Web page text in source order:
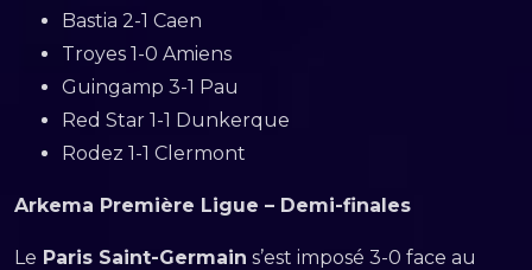
Bastia 2-1 Caen
Troyes 1-0 Amiens
Guingamp 3-1 Pau
Red Star 1-1 Dunkerque
Rodez 1-1 Clermont
Arkema Première Ligue – Demi-finales
Le Paris Saint-Germain s’est imposé 3-0 face au